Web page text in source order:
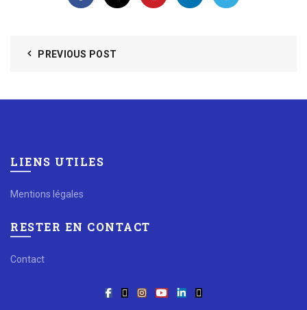
PREVIOUS POST
LIENS UTILES
Mentions légales
RESTER EN CONTACT
Contact